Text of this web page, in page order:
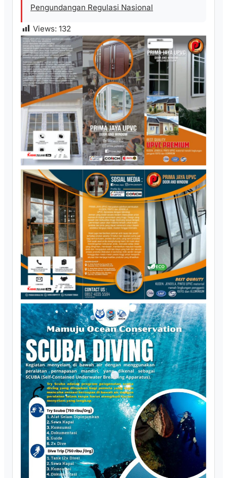
Pengundangan Regulasi Nasional
Views: 132